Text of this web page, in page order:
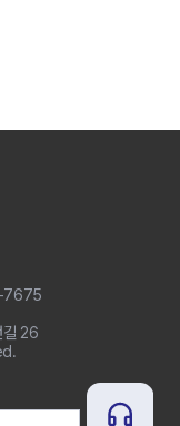
7675
길 26